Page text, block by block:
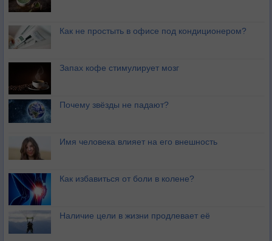
Как не простыть в офисе под кондиционером?
Запах кофе стимулирует мозг
Почему звёзды не падают?
Имя человека влияет на его внешность
Как избавиться от боли в колене?
Наличие цели в жизни продлевает её